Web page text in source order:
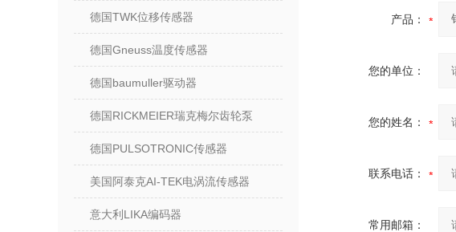
德国TWK位移传感器
德国Gneuss温度传感器
德国baumuller驱动器
德国RICKMEIER瑞克梅尔齿轮泵
德国PULSOTRONIC传感器
美国阿泰克AI-TEK电涡流传感器
意大利LIKA编码器
产品：
您的单位：
您的姓名：
联系电话：
常用邮箱：